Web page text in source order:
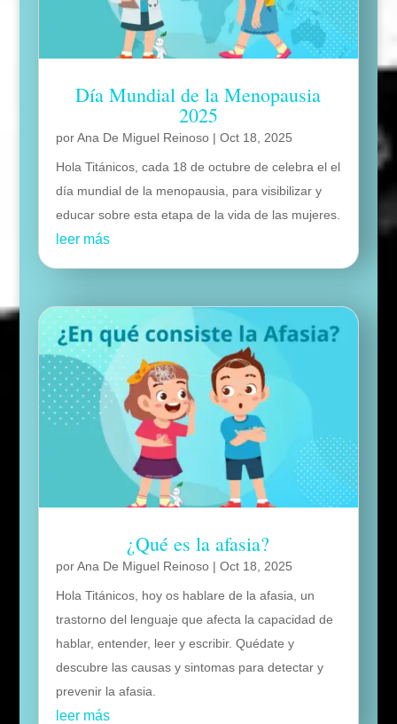
Día Mundial de la Menopausia
2025
porAna De Miguel Reinoso| Oct 18, 2025
Hola Titánicos, cada 18 de octubre de celebra el el
día mundial de la menopausia, para visibilizar y
educar sobre esta etapa de la vida de las mujeres.
leer más
¿Qué es la afasia?
porAna De Miguel Reinoso| Oct 18, 2025
Hola Titánicos, hoy os hablare de la afasia, un
trastorno del lenguaje que afecta la capacidad de
hablar, entender, leer y escribir. Quédate y
descubre las causas y sintomas para detectar y
prevenir la afasia.
leer más